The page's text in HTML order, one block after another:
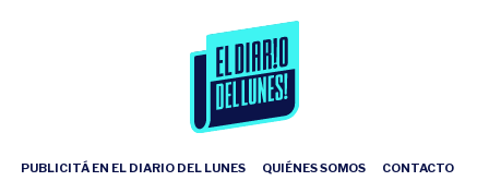
PUBLICITÁ EN EL DIARIO DEL LUNES QUIÉNES SOMOS CONTACTO